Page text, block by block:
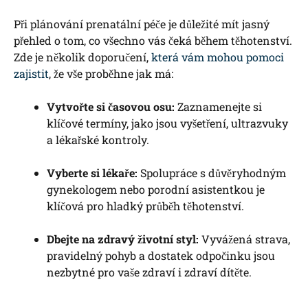
Při plánování prenatální péče je důležité mít jasný
přehled o tom, co všechno vás čeká během těhotenství.
Zde je několik doporučení,která vám mohou pomoci
zajistit, že vše proběhne jak má:
Vytvořte si časovou osu: Zaznamenejte si
klíčové termíny, jako jsou vyšetření, ultrazvuky
a lékařské kontroly.
Vyberte si lékaře: Spolupráce s důvěryhodným
gynekologem nebo porodní asistentkou je
klíčová pro hladký průběh těhotenství.
Dbejte na zdravý životní styl: Vyvážená strava,
pravidelný pohyb a dostatek odpočinku jsou
nezbytné pro vaše zdraví i zdraví dítěte.